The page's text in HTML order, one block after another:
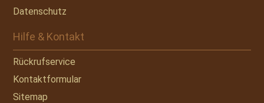
Datenschutz
Hilfe & Kontakt
Rückrufservice
Kontaktformular
Sitemap